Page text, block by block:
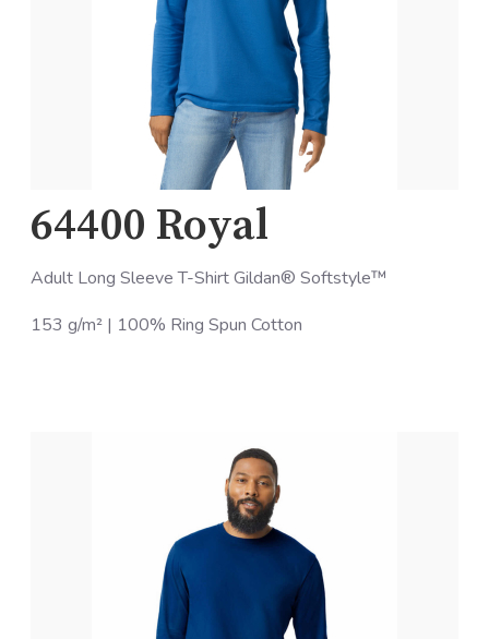
64400 Royal
Adult Long Sleeve T-Shirt Gildan® Softstyle™
153 g/m² | 100% Ring Spun Cotton